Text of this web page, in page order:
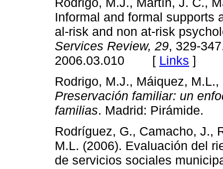
Informal and formal supports
al-risk and non at-risk
Services Review, 29, 329-
2006.03.010 [ Links ]
Rodrigo, M.J., Máiquez,
Preservación familiar: un
familias. Madrid:
Rodríguez, G., Camacho, J.,
M.L. (2006). Evaluación del
de servicios sociales